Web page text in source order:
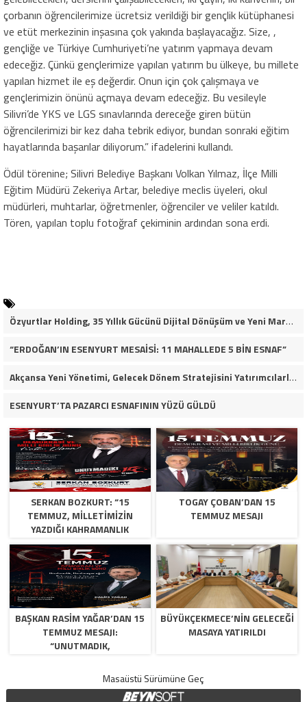
çorbanın öğrencilerimize ücretsiz verildiği bir gençlik kütüphanesi
ve etüt merkezinin inşasına çok yakında başlayacağız. Size, ,
gençliğe ve Türkiye Cumhuriyeti’ne yatırım yapmaya devam
edeceğiz. Çünkü gençlerimize yapılan yatırım bu ülkeye, bu millete
yapılan hizmet ile eş değerdir. Onun için çok çalışmaya ve
gençlerimizin önünü açmaya devam edeceğiz. Bu vesileyle
Silivri’de YKS ve LGS sınavlarında dereceğe giren bütün
öğrencilerimizi bir kez daha tebrik ediyor, bundan sonraki eğitim
hayatlarında başarılar diliyorum.” ifadelerini kullandı.
Ödül törenine; Silivri Belediye Başkanı Volkan Yılmaz, İlçe Milli
Eğitim Müdürü Zekeriya Artar, belediye meclis üyeleri, okul
müdürleri, muhtarlar, öğretmenler, öğrenciler ve veliler katıldı.
Tören, yapılan toplu fotoğraf çekiminin ardından sona erdi.
Özyurtlar Holding, 35 Yıllık Gücünü Dijital Dönüşüm ve Yeni Marka Stratejisiyle Geleceğe Taşıyor
“ERDOĞAN’IN ESENYURT MESAİSİ: 11 MAHALLEDE 5 BİN ESNAF”
Akçansa Yeni Yönetimi, Gelecek Dönem Stratejisini Yatırımcılarla Paylaştı
ESENYURT’TA PAZARCI ESNAFININ YÜZÜ GÜLDÜ
SERKAN BOZKURT: “15
TEMMUZ, MILLETIMIZIN
YAZDIĞI KAHRAMANLIK
DESTANIDIR”
TOGAY ÇOBAN’DAN 15
TEMMUZ MESAJI
BAŞKAN RASIM YAĞAR’DAN 15
TEMMUZ MESAJI:
“UNUTMADIK,
BÜYÜKÇEKMECE’NİN GELECEĞİ
MASAYA YATIRILDI
Masaüstü Sürümüne Geç